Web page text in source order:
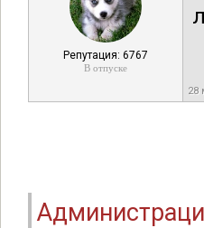
Репутация: 6767
В отпуске
28